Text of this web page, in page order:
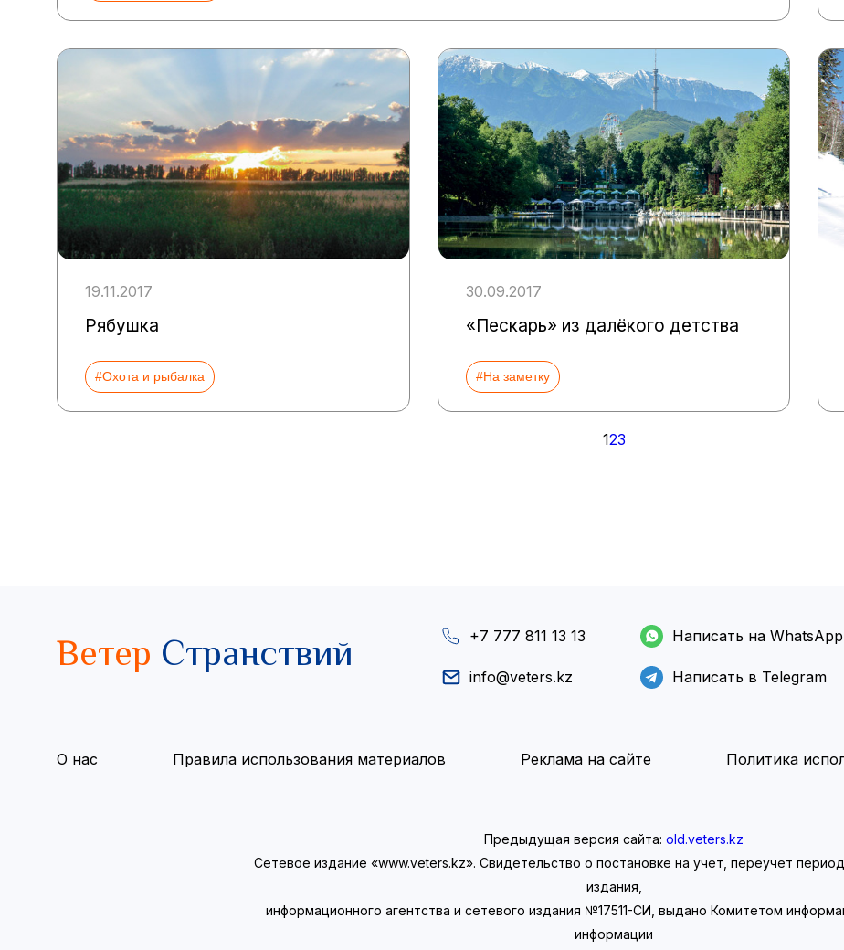
19.11.2017
Рябушка
#Охота и рыбалка
30.09.2017
«Пескарь» из далёкого детства
#На заметку
123
Ветер Странствий +7 777 811 13 13
info@veters.kz
Написать на WhatsApp
Написать в Telegram
О нас Правила использования материалов Реклама на сайте Политика
Предыдущая версия сайта: old.veters.kz
Сетевое издание «www.veters.kz». Свидетельство о постановке на учет, переучет
издания,
информационного агентства и сетевого издания №17511-СИ, выдано Комитетом
информации